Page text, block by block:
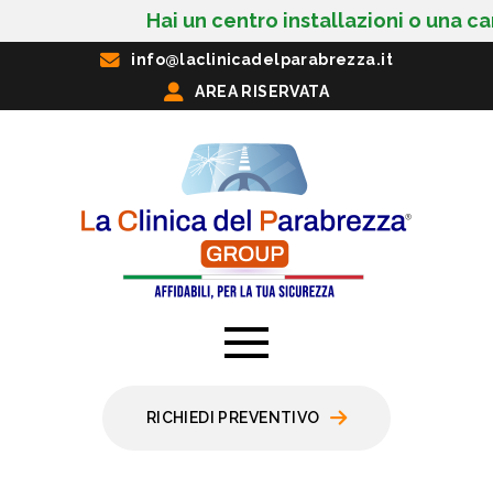
Hai un centro installazioni o una
info@laclinicadelparabrezza.it
AREA RISERVATA
RICHIEDI PREVENTIVO